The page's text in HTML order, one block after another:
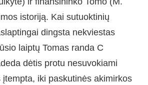
istoriją. Kai sutuoktinių
dingsta nekviestas
laiptų Tomas randa C
dėtis protu nesuvokiami
įtempta, iki paskutinės akimirkos